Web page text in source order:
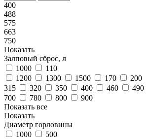
400
488
575
663
750
Показать
Залповый сброс, л
1000
110
1200
1300 1500 170 200
315
320 350 400 460 490
700
780 800
900
Показать все
Показать
Диаметр горловины
1000
500